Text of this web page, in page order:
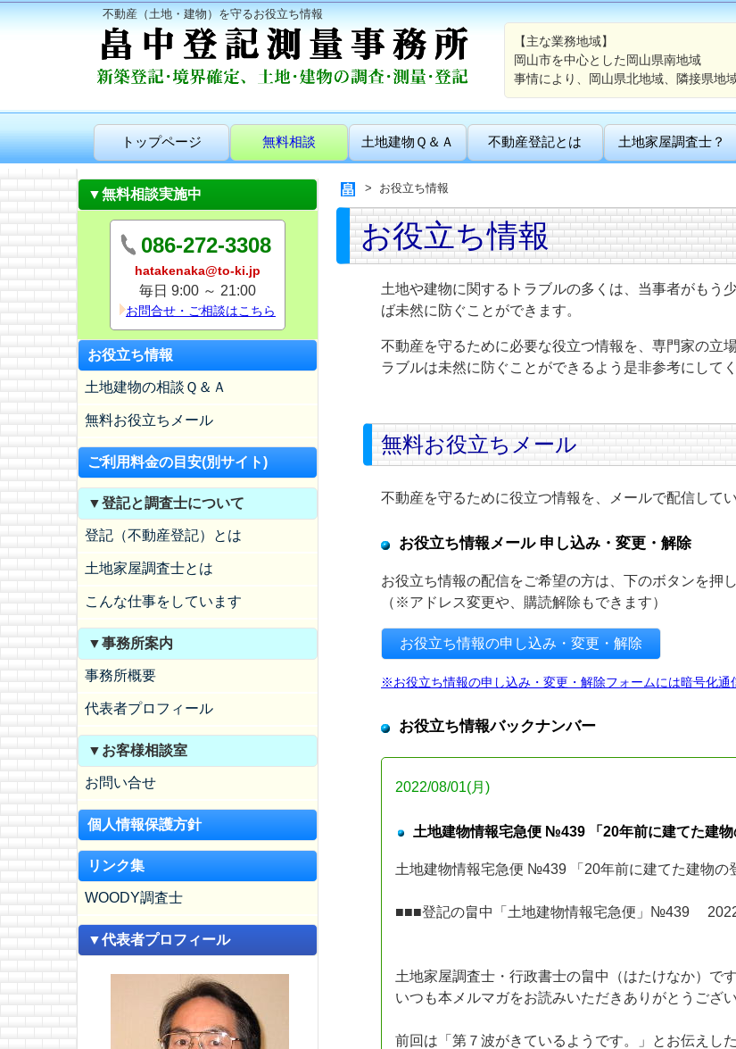
不動産（土地・建物）を守るお役立ち情報
【主な業務地域】
岡山市を中心とした岡山県南地域
事情により、岡山県北地域、隣接県地
トップページ 無料相談 土地建物Ｑ＆Ａ 不動産登記とは 土地家屋調査士？
▼無料相談実施中
086-272-3308
hatakenaka@to-ki.jp
毎日 9:00 ～ 21:00
お問合せ・ご相談はこちら
お役立ち情報
土地建物の相談Ｑ＆Ａ
無料お役立ちメール
ご利用料金の目安(別サイト)
▼登記と調査士について
登記（不動産登記）とは
土地家屋調査士とは
こんな仕事をしています
▼事務所案内
事務所概要
代表者プロフィール
▼お客様相談室
お問い合せ
個人情報保護方針
リンク集
WOODY調査士
▼代表者プロフィール
お役立ち情報
お役立ち情報
土地や建物に関するトラブルの多くは、当事者がもう
ば未然に防ぐことができます。
不動産を守るために必要な役立つ情報を、専門家の立
ラブルは未然に防ぐことができるよう是非参考にしてく
無料お役立ちメール
不動産を守るために役立つ情報を、メールで配信してい
お役立ち情報メール 申し込み・変更・解除
お役立ち情報の配信をご希望の方は、下のボタンを押
（※アドレス変更や、購読解除もできます）
お役立ち情報の申し込み・変更・解除
※お役立ち情報の申し込み・変更・解除フォームには暗号化通
お役立ち情報バックナンバー
2022/08/01(月)
土地建物情報宅急便 №439 「20年前に建てた建物
土地建物情報宅急便 №439 「20年前に建てた建物の
■■■登記の畠中「土地建物情報宅急便」№439
土地家屋調査士・行政書士の畠中（はたけなか）です
いつも本メルマガをお読みいただきありがとうござい
前回は「第７波がきているようです。」とお伝えし